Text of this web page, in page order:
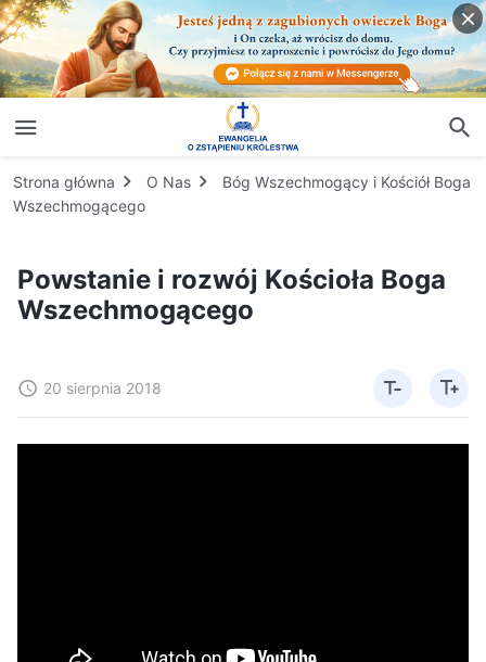
Strona główna O Nas
Bóg Wszechmogący i Kościół Boga
Wszechmogącego
Powstanie i rozwój Kościoła Boga
Wszechmogącego
20 sierpnia 2018